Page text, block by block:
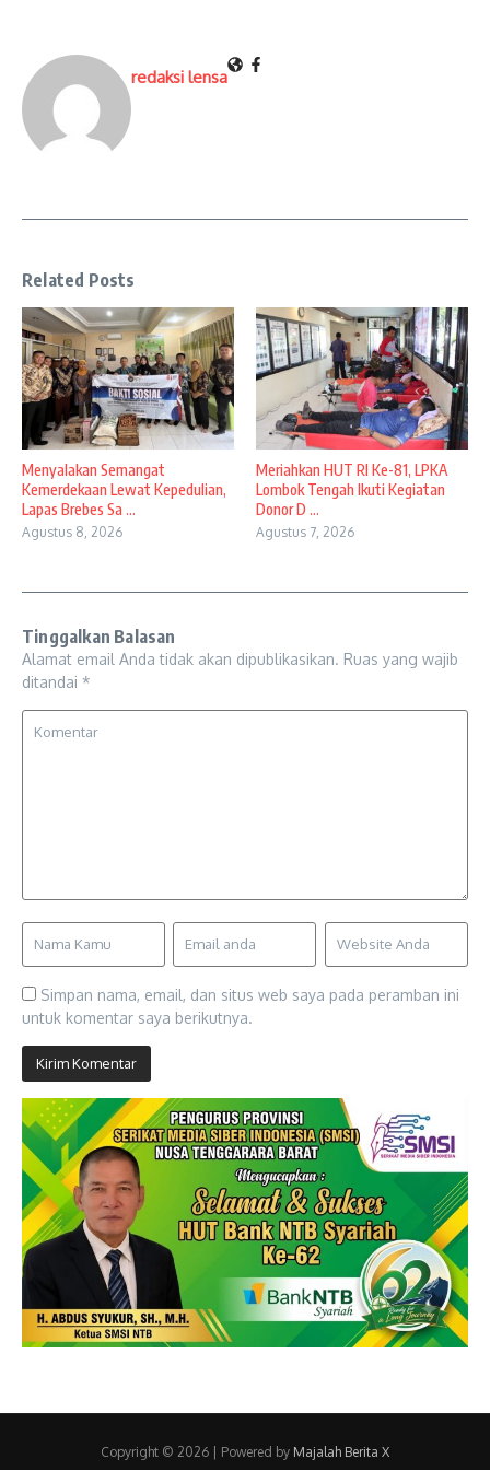
redaksi lensa
Related Posts
Menyalakan Semangat
Kemerdekaan Lewat Kepedulian,
Lapas Brebes Sa ...
Agustus 8, 2026
Meriahkan HUT RI Ke-81, LPKA
Lombok Tengah Ikuti Kegiatan
Donor D ...
Agustus 7, 2026
Tinggalkan Balasan
Alamat email Anda tidak akan dipublikasikan. Ruas yang wajib
ditandai *
Simpan nama, email, dan situs web saya pada peramban ini
untuk komentar saya berikutnya.
Copyright © 2026 | Powered by Majalah Berita X